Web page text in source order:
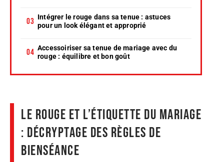
Intégrer le rouge dans sa tenue : astuces
pour un look élégant et approprié
Accessoiriser sa tenue de mariage avec du
rouge : équilibre et bon goût
Le rouge et l’étiquette du mariage
: décryptage des règles de
bienséance